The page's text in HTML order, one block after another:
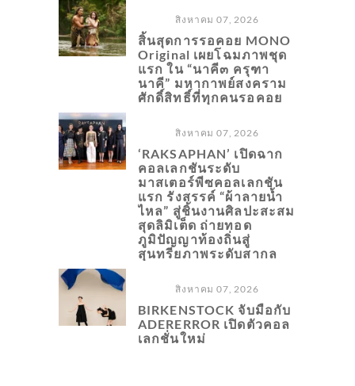
สิงหาคม 07, 2026
สิ้นสุดการรอคอย MONO
Original เผยโฉมภาพชุด
แรก ใน “นาคี๓ ครุฑา
นาคี” มหากาพย์สงคราม
ศักดิ์สิทธิ์ที่ทุกคนรอคอย
สิงหาคม 07, 2026
‘RAKSAPHAN’ เปิดฉาก
คอลเลกชันระดับ
มาสเตอร์พีซคอลเลกชัน
แรก รังสรรค์ “ผ้าลายน้ำ
ไหล” สู่ชิ้นงานศิลปะสะสม
สุดลิมิเต็ด ถ่ายทอด
ภูมิปัญญาท้องถิ่นสู่
สุนทรียภาพระดับสากล
สิงหาคม 07, 2026
BIRKENSTOCK จับมือกับ
ADERERROR เปิดตัวคอล
เลกชั่นใหม่